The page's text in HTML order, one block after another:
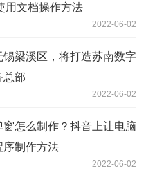
用文档操作方法
2022-06-02
锡梁溪区，将打造苏南数字
总部
2022-06-02
怎么制作？抖音上让电脑
序制作方法
2022-06-02